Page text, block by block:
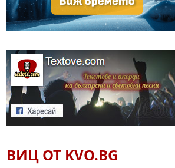
ВИЦ ОТ KVO.BG